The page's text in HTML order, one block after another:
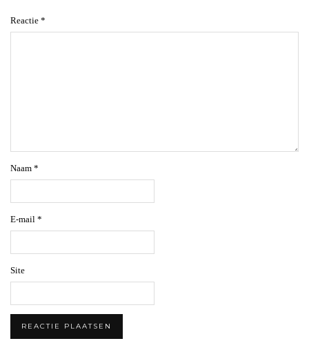
Reactie *
Naam *
E-mail *
Site